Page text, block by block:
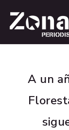
A un